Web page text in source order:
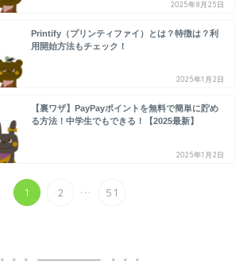
2025年8月25日
Printify（プリンティファイ）とは？特徴は？利
用開始方法もチェック！
2025年1月2日
【裏ワザ】PayPayポイントを無料で簡単に貯め
る方法！中学生でもできる！【2025最新】
2025年1月2日
1 2 ... 51